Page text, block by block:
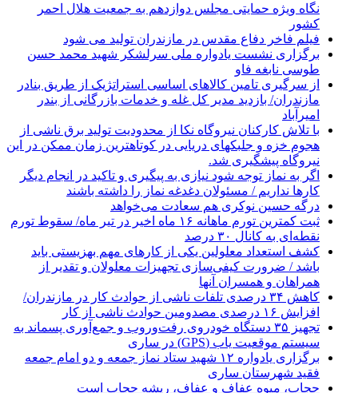
نگاه ویژه حمایتی مجلس دوازدهم به جمعیت هلال احمر
کشور
فیلم فاخر دفاع مقدس در مازندران تولید می شود
برگزاری نشست یادواره ملی سرلشکر شهید محمد حسن
طوسی نابغه فاو
از سرگیری تامین کالاهای اساسی استراتژیک از طریق بنادر
مازندران/ بازدید مدیر کل غله و خدمات بازرگانی از بندر
امیرآباد
با تلاش کارکنان نیروگاه نکا از محدودیت تولید برق ناشی از
هجوم خزه و جلبکهای دریایی در کوتاهترین زمان ممکن در این
نیروگاه پیشگیری شد.
اگر به نماز توجه شود نیازی به پیگیری و تاکید در انجام دیگر
کارها نداریم / مسئولان دغدغه نماز را داشته باشند
درگه حسین نوکری هم سعادت می‌خواهد
ثبت کمترین تورم ماهانه ۱۶ ماه اخیر در تیر ماه/ سقوط تورم
نقطه‌ای به کانال ۳۰ درصد
کشف استعداد معلولین یکی از کارهای مهم بهزیستی باید
باشد / ضرورت کیفی‌سازی تجهیزات معلولان و تقدیر از
همراهان و همسران آنها
کاهش ۳۴ درصدی تلفات ناشی از حوادث كار در مازندران/
افزایش ۱۶ درصدی مصدومین حوادث ناشی از کار
تجهیز ۳۵ دستگاه خودروی رفت‌وروب و جمع‌آوری پسماند به
سیستم موقعیت یاب (GPS) در ساری
برگزاری یادواره ۱۲ شهید ستاد نماز جمعه و دو امام جمعه
فقید شهرستان ساری
حجاب، میوه عفاف و عفاف، ریشه حجاب است